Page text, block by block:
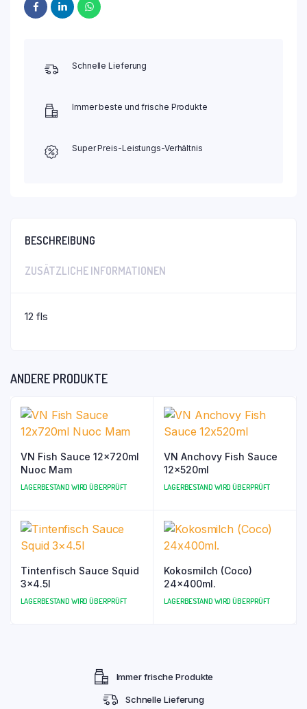
Schnelle Lieferung
Immer beste und frische Produkte
Super Preis-Leistungs-Verhältnis
BESCHREIBUNG
ZUSÄTZLICHE INFORMATIONEN
12 fls
ANDERE PRODUKTE
VN Fish Sauce 12x720ml
Nuoc Mam
LAGERBESTAND WIRD ÜBERPRÜFT
VN Anchovy Fish Sauce
12x520ml
LAGERBESTAND WIRD ÜBERPRÜFT
Tintenfisch Sauce Squid
3×4.5l
LAGERBESTAND WIRD ÜBERPRÜFT
Kokosmilch (Coco)
24x400ml.
LAGERBESTAND WIRD ÜBERPRÜFT
Immer frische Produkte
Schnelle Lieferung